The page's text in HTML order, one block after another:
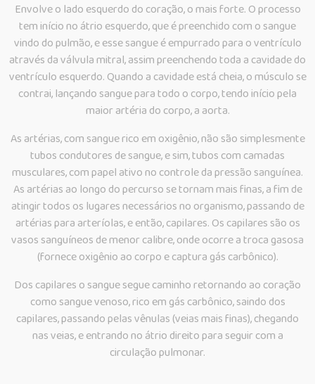
Envolve o lado esquerdo do coração, o mais forte. O processo
tem início no átrio esquerdo, que é preenchido com o sangue
vindo do pulmão, e esse sangue é empurrado para o ventrículo
através da válvula mitral, assim preenchendo toda a cavidade do
ventrículo esquerdo. Quando a cavidade está cheia, o músculo se
contrai, lançando sangue para todo o corpo, tendo início pela
maior artéria do corpo, a aorta.
As artérias, com sangue rico em oxigênio, não são simplesmente
tubos condutores de sangue, e sim, tubos com camadas
musculares, com papel ativo no controle da pressão sanguínea.
As artérias ao longo do percurso se tornam mais finas, a fim de
atingir todos os lugares necessários no organismo, passando de
artérias para arteríolas, e então, capilares. Os capilares são os
vasos sanguíneos de menor calibre, onde ocorre a troca gasosa
(fornece oxigênio ao corpo e captura gás carbônico).
Dos capilares o sangue segue caminho retornando ao coração
como sangue venoso, rico em gás carbônico, saindo dos
capilares, passando pelas vênulas (veias mais finas), chegando
nas veias, e entrando no átrio direito para seguir com a
circulação pulmonar.